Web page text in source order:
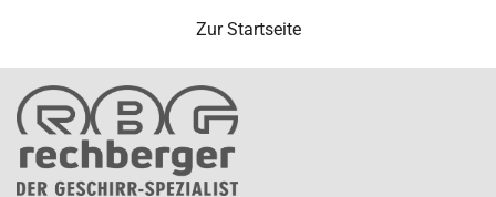
Zur Startseite